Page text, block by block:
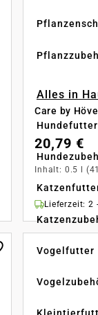
Alles in
Hundefutter
Vogelfutter
Care by
20,79 €
Inhalt: 0.5 l
Lieferzeit: 2